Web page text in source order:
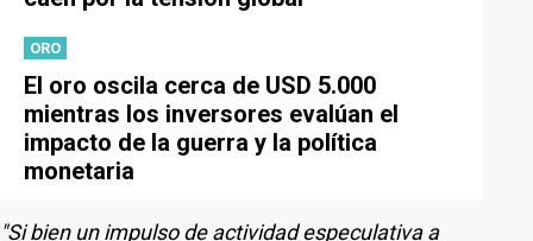
ORO
El oro oscila cerca de USD 5.000
mientras los inversores evalúan el
impacto de la guerra y la política
monetaria
"Si bien un impulso de actividad especulativa a